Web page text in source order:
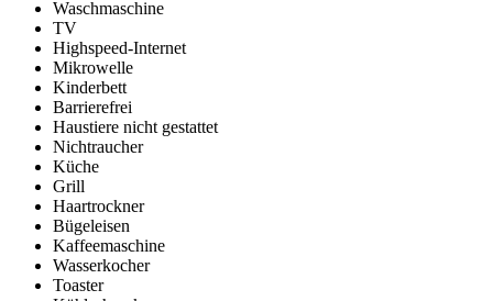
Waschmaschine
TV
Highspeed-Internet
Mikrowelle
Kinderbett
Barrierefrei
Haustiere nicht gestattet
Nichtraucher
Küche
Grill
Haartrockner
Bügeleisen
Kaffeemaschine
Wasserkocher
Toaster